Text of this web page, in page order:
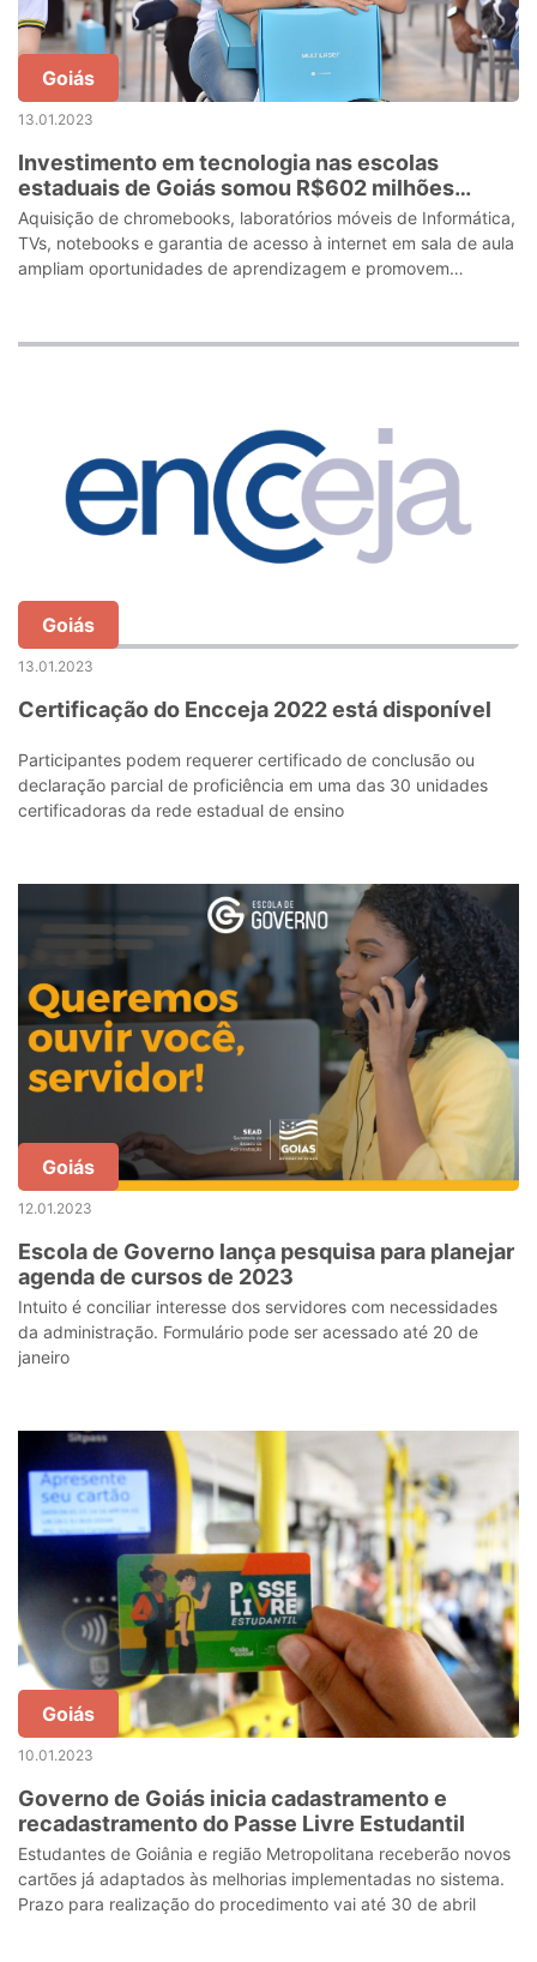
Goiás
13.01.2023
Investimento em tecnologia nas escolas
estaduais de Goiás somou R$602 milhões
durante 4 anos
Aquisição de chromebooks, laboratórios móveis de Informática,
TVs, notebooks e garantia de acesso à internet em sala de aula
ampliam oportunidades de aprendizagem e promovem
Goiás
13.01.2023
Certificação do Encceja 2022 está disponível
Participantes podem requerer certificado de conclusão ou
declaração parcial de proficiência em uma das 30 unidades
certificadoras da rede estadual de ensino
Goiás
12.01.2023
Escola de Governo lança pesquisa para planejar
agenda de cursos de 2023
Intuito é conciliar interesse dos servidores com necessidades
da administração. Formulário pode ser acessado até 20 de
janeiro
Goiás
10.01.2023
Governo de Goiás inicia cadastramento e
recadastramento do Passe Livre Estudantil
Estudantes de Goiânia e região Metropolitana receberão novos
cartões já adaptados às melhorias implementadas no sistema.
Prazo para realização do procedimento vai até 30 de abril